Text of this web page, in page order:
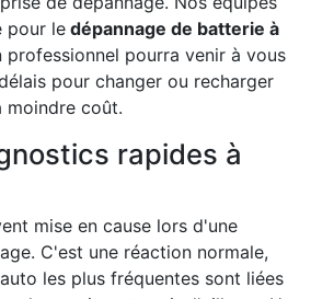
pour ledépannage de batterie à
professionnel pourra venir à vous
pour changer ou recharger
moindre coût.
rapides à
mise en cause lors d'une
C'est une réaction normale,
les plus fréquentes sont liées